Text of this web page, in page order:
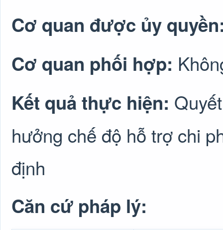
Cơ quan được ủy
Cơ quan phối hợp:
Kết quả thực hiện:
hưởng chế độ hỗ trợ chi
định
Căn cứ pháp lý: